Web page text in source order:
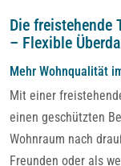
Die freistehende
– Flexible
Mehr Wohnqualität
Mit einer
einen geschützten
Wohnraum nach
Freunden oder als